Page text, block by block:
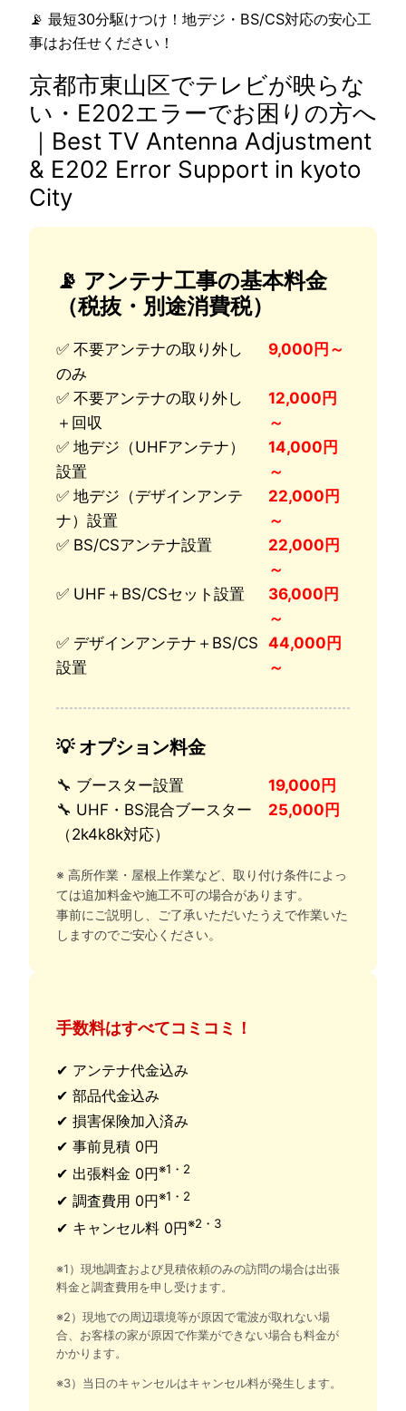
📡 最短30分駆けつけ！地デジ・BS/CS対応の安心工
事はお任せください！
京都市東山区でテレビが映らな
い・E202エラーでお困りの方へ
｜Best TV Antenna Adjustment
& E202 Error Support in kyoto
City
📡 アンテナ工事の基本料金
（税抜・別途消費税）
✅ 不要アンテナの取り外し
のみ
9,000円～
✅ 不要アンテナの取り外し
＋回収
12,000円
～
✅ 地デジ（UHFアンテナ）
設置
14,000円
～
✅ 地デジ（デザインアンテ
ナ）設置
22,000円
～
✅ BS/CSアンテナ設置
22,000円
～
✅ UHF＋BS/CSセット設置
36,000円
～
✅ デザインアンテナ＋BS/CS
設置
44,000円
～
💡 オプション料金
🔧 ブースター設置
19,000円
🔧 UHF・BS混合ブースター
（2k4k8k対応）
25,000円
※ 高所作業・屋根上作業など、取り付け条件によっ
ては追加料金や施工不可の場合があります。
事前にご説明し、ご了承いただいたうえで作業いた
しますのでご安心ください。
手数料はすべてコミコミ！
✔ アンテナ代金込み
✔ 部品代金込み
✔ 損害保険加入済み
✔ 事前見積 0円
✔ 出張料金 0円※1・2
✔ 調査費用 0円※1・2
✔ キャンセル料 0円※2・3
※1）現地調査および見積依頼のみの訪問の場合は出張
料金と調査費用を申し受けます。
※2）現地での周辺環境等が原因で電波が取れない場
合、お客様の家が原因で作業ができない場合も料金が
かかります。
※3）当日のキャンセルはキャンセル料が発生します。